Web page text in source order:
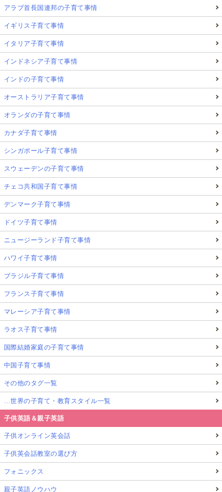
アラブ首長国連邦の子育て事情
イギリス子育て事情
イタリア子育て事情
インドネシア子育て事情
インドの子育て事情
オーストラリア子育て事情
オランダの子育て事情
カナダ子育て事情
シンガポール子育て事情
スウェーデンの子育て事情
チェコ共和国子育て事情
デンマーク子育て事情
ドイツ子育て事情
ニュージーランド子育て事情
ハワイ子育て事情
ブラジル子育て事情
フランス子育て事情
マレーシア子育て事情
ラオス子育て事情
国際結婚家庭の子育て事情
中国子育て事情
その他のタグ一覧
…世界の子育て・教育スタイル一覧
子供英語＆親子英語
子供オンライン英会話
子供英会話教室の選び方
フォニックス
親子英語ノウハウ